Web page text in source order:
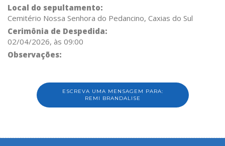
Local do sepultamento:
Cemitério Nossa Senhora do Pedancino, Caxias do Sul
Cerimônia de Despedida:
02/04/2026, às 09:00
Observações:
ESCREVA UMA MENSAGEM PARA:
REMI BRANDALISE